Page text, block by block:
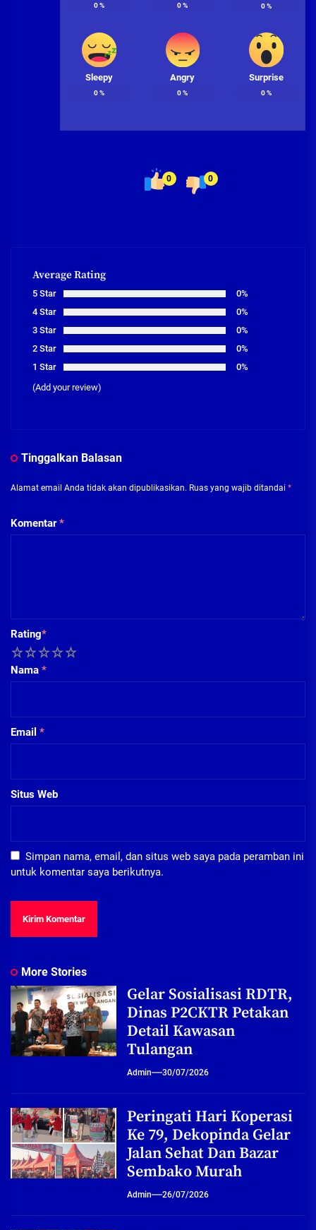
0% 0% 0%
Sleepy
0%
Angry
0%
Surprise
0%
0 0
Average Rating
5 Star
0%
4 Star
0%
3 Star
0%
2 Star
0%
1 Star
0%
(Add your review)
Tinggalkan Balasan
Alamat email Anda tidak akan dipublikasikan. Ruas yang wajib ditandai *
Komentar*
Rating*
5
4
3
2
Nama *
Email *
Situs Web
Simpan nama, email, dan situs web saya pada peramban ini
untuk komentar saya berikutnya.
More Stories
Gelar Sosialisasi RDTR,
Dinas P2CKTR Petakan
Detail Kawasan
Tulangan
Admin 30/07/2026
Peringati Hari Koperasi
Ke 79, Dekopinda Gelar
Jalan Sehat Dan Bazar
Sembako Murah
Admin 26/07/2026